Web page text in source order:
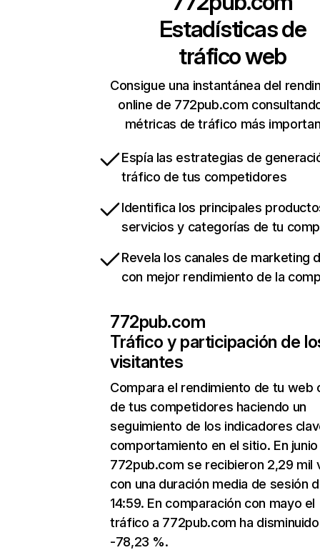
Estadísticas de
tráfico web
Consigue una instantánea del
online de 772pub.com
métricas de tráfico más
Espía las estrategias de
tráfico de tus competidores
Identifica los principales
servicios y categorías de tu
Revela los canales de marketing
con mejor rendimiento de la
772pub.com
Tráfico y participación de
visitantes
Compara el rendimiento de tu web
de tus competidores haciendo un
seguimiento de los indicadores
comportamiento en el sitio. En junio
772pub.com se recibieron 2,29 mil
con una duración media de sesión
14:59. En comparación con mayo el
tráfico a 772pub.com ha
-78,23 %.